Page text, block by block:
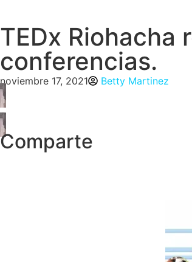
TEDx Riohacha
conferencias.
noviembre 17, 2021 Betty Martinez
Comparte